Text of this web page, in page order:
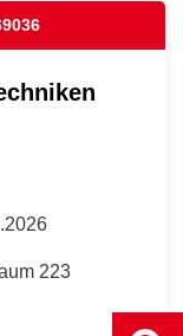
223